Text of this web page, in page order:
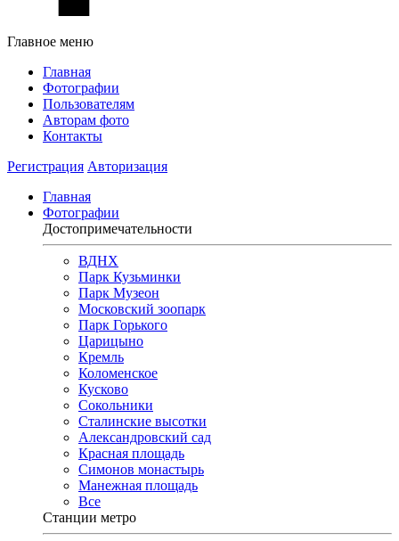
Главное меню
Главная
Фотографии
Пользователям
Авторам фото
Контакты
Регистрация Авторизация
Главная
Фотографии
Достопримечательности
ВДНХ
Парк Кузьминки
Парк Музеон
Московский зоопарк
Парк Горького
Царицыно
Кремль
Коломенское
Кусково
Сокольники
Сталинские высотки
Александровский сад
Красная площадь
Симонов монастырь
Манежная площадь
Все
Станции метро